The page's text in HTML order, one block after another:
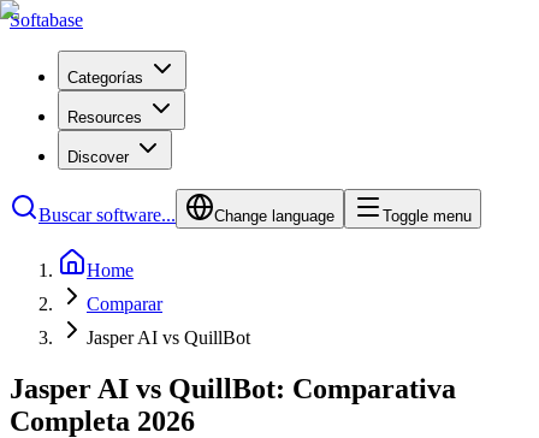
Softabase
Categorías
Resources
Discover
Buscar software... Change language Toggle menu
Home
Comparar
Jasper AI vs QuillBot
Jasper AI vs QuillBot: Comparativa
Completa 2026